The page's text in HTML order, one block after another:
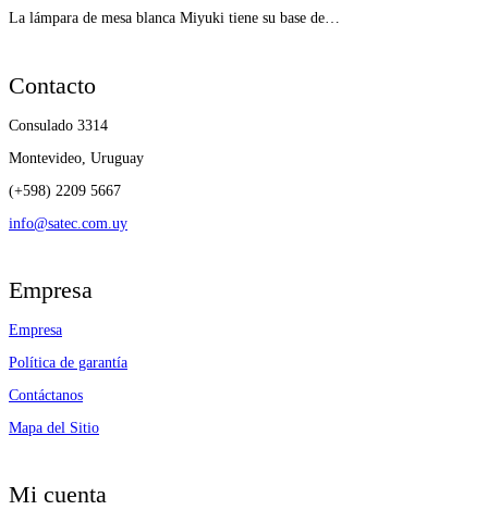
La lámpara de mesa blanca Miyuki tiene su base de…
Contacto
Consulado 3314
Montevideo, Uruguay
(+598) 2209 5667
info@satec.com.uy
Empresa
Empresa
Política de garantía
Contáctanos
Mapa del Sitio
Mi cuenta